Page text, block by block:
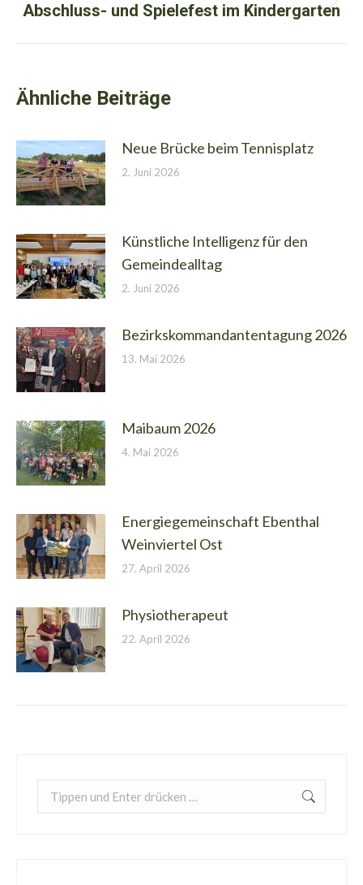
Nächster
Abschluss- und Spielefest im Kindergarten
Ähnliche Beiträge
Neue Brücke beim Tennisplatz
2. Juni 2026
Künstliche Intelligenz für den
Gemeindealltag
2. Juni 2026
Bezirkskommandantentagung 2026
13. Mai 2026
Maibaum 2026
4. Mai 2026
Energiegemeinschaft Ebenthal
Weinviertel Ost
27. April 2026
Physiotherapeut
22. April 2026
Search: